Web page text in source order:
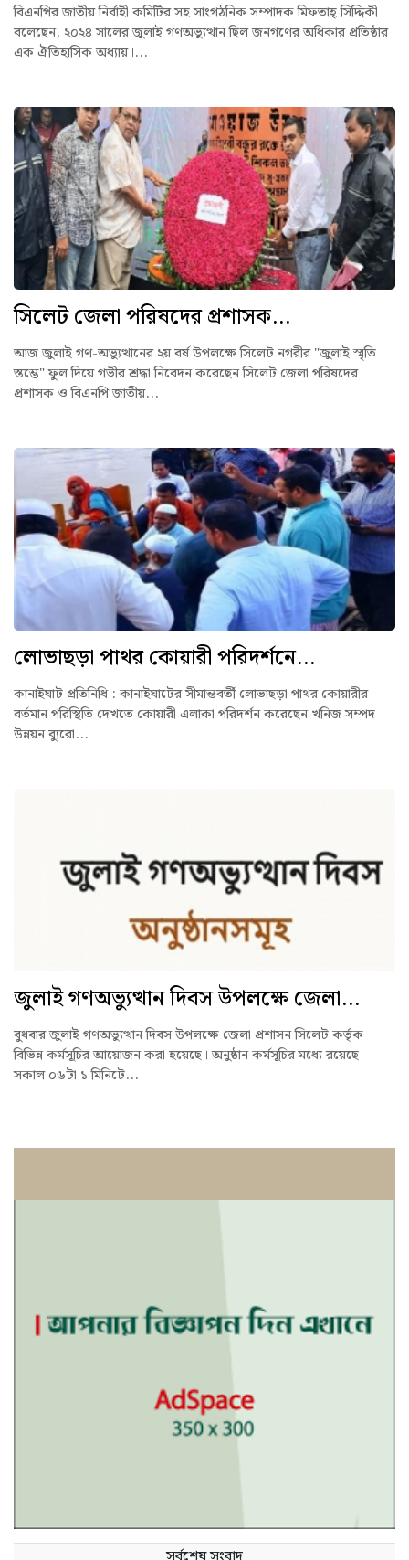
বিএনপির জাতীয় নির্বাহী কমিটির সহ সাংগঠনিক সম্পাদক মিফতাহ্ সিদ্দিকী
বলেছেন, ২০২৪ সালের জুলাই গণঅভ্যুত্থান ছিল জনগণের অধিকার প্রতিষ্ঠার
এক ঐতিহাসিক অধ্যায়।...
সিলেট জেলা পরিষদের প্রশাসক...
আজ জুলাই গণ-অভ্যুত্থানের ২য় বর্ষ উপলক্ষে সিলেট নগরীর "জুলাই স্মৃতি
স্তম্ভে" ফুল দিয়ে গভীর শ্রদ্ধা নিবেদন করেছেন সিলেট জেলা পরিষদের
প্রশাসক ও বিএনপি জাতীয়...
লোভাছড়া পাথর কোয়ারী পরিদর্শনে...
কানাইঘাট প্রতিনিধি : কানাইঘাটের সীমান্তবর্তী লোভাছড়া পাথর কোয়ারীর
বর্তমান পরিস্থিতি দেখতে কোয়ারী এলাকা পরিদর্শন করেছেন খনিজ সম্পদ
উন্নয়ন ব্যুরো...
জুলাই গণঅভ্যুত্থান দিবস উপলক্ষে জেলা...
বুধবার জুলাই গণঅভ্যুত্থান দিবস উপলক্ষে জেলা প্রশাসন সিলেট কর্তৃক
বিভিন্ন কর্মসূচির আয়োজন করা হয়েছে। অনুষ্ঠান কর্মসূচির মধ্যে রয়েছে-
সকাল ০৬টা ১ মিনিটে...